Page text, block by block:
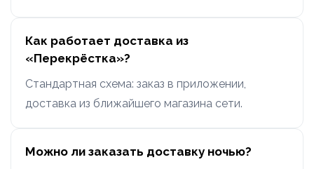
Как работает доставка из
«Перекрёстка»?
Стандартная схема: заказ в приложении,
доставка из ближайшего магазина сети.
Можно ли заказать доставку ночью?